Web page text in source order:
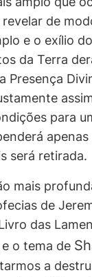
de
e o exílio
da Terra
Presença
para
será retirada.
mais
de
das
e o tema de
a